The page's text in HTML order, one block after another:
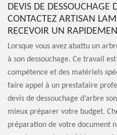
DEVIS DE DESSOUCHAGE
CONTACTEZ ARTISAN
RECEVOIR UN
Lorsque vous avez abattu un
à son dessouchage. Ce travail
compétence et des matériels
faire appel à un prestataire
devis de dessouchage d’arbre
mieux préparer votre budget.
préparation de votre document